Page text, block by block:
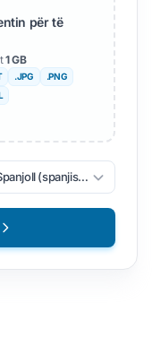
për të
1 GB
.JPG
.PNG
(spanjisht)